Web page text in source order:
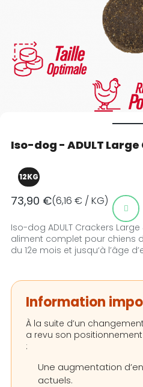
Iso-dog - ADULT Large
Iso-dog ADULT Crackers
aliment complet pour chiens
du 12e mois et jusqu‘à l’âge
Information
À la suite d’un
a revu son
:
Une augmentation
actuels.
12KG
73,90 €(6,16 € / KG)